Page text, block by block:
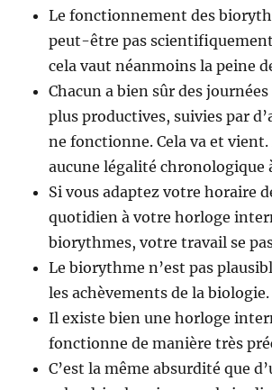
Le fonctionnement des
peut-être pas
cela vaut néanmoins la peine
Chacun a bien sûr des
plus productives, suivies par
ne fonctionne. Cela va et vient.
aucune légalité chronologique
Si vous adaptez votre horaire
quotidien à votre horloge
biorythmes, votre travail se
Le biorythme n’est pas
les achèvements de la biologie.
Il existe bien une horloge
fonctionne de manière très
C’est la même absurdité que